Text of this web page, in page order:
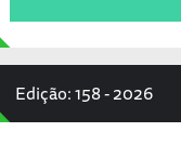
Edição: 158 - 2026